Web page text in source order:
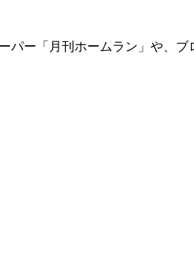
ー「月刊ホームラン」や、ブ